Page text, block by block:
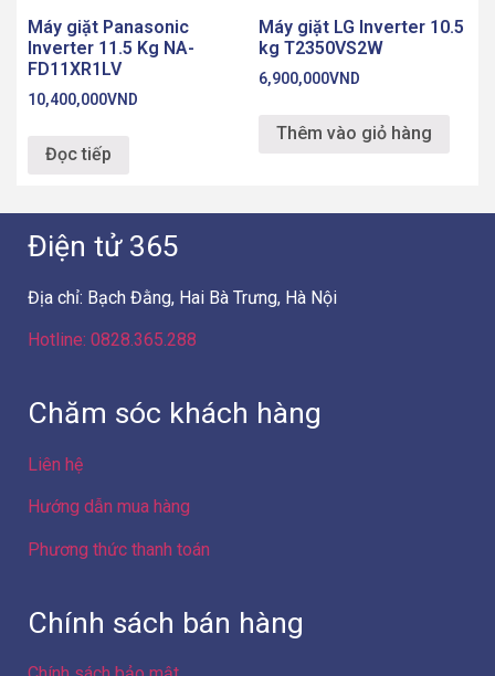
Máy giặt Panasonic
Inverter 11.5 Kg NA-
FD11XR1LV
10,400,000VND
Đọc tiếp
Máy giặt LG Inverter 10.5
kg T2350VS2W
6,900,000VND
Thêm vào giỏ hàng
Điện tử 365
Địa chỉ: Bạch Đằng, Hai Bà Trưng, Hà Nội
Hotline: 0828.365.288
Chăm sóc khách hàng
Liên hệ
Hướng dẫn mua hàng
Phương thức thanh toán
Chính sách bán hàng